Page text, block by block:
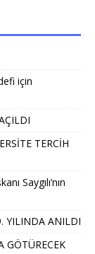
için
TERCİH
Saygılı’nın
YILINDA ANILDI
GÖTÜRECEK